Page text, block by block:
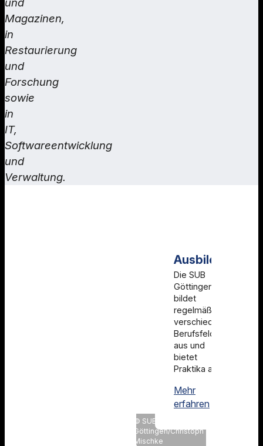
und
Magazinen,
in
Restaurierung
und
Forschung
sowie
in
IT,
Softwareentwicklung
und
Verwaltung.
SUB
Göttingen/Christoph
Mischke
Ausbildung
Die SUB
Göttingen
bildet
regelmäßig in
verschiedenen
Berufsfeldern
aus und
bietet
Praktika an.
Mehr
erfahrenAusbildung